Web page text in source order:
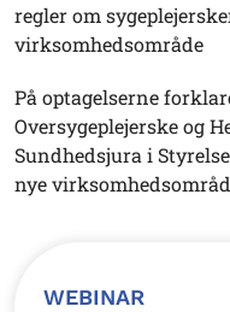
regler om
virksomhedsområde
På optagelserne
Oversygeplejerske og
Sundhedsjura i
nye
WEBINAR